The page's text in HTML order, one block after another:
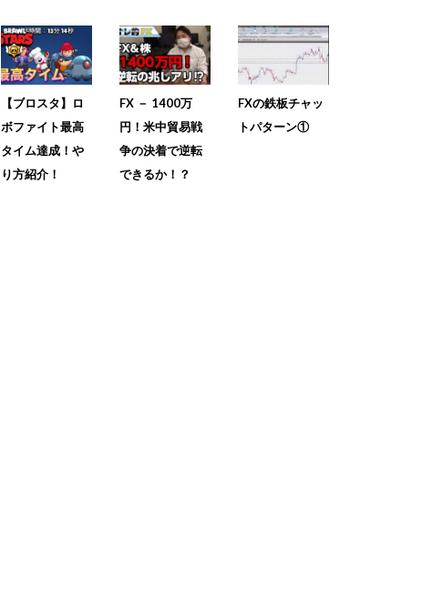
【ブロスタ】ロ
ボファイト最高
タイム達成！や
り方紹介！
FX － 1400万
円！米中貿易戦
争の決着で逆転
できるか！？
FXの鉄板チャッ
トパターン①